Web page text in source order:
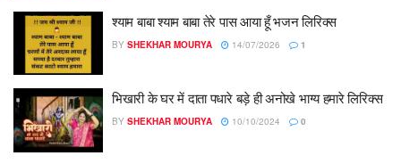
श्याम बाबा श्याम बाबा तेरे पास आया हूँ भजन लिरिक्स
BY SHEKHAR MOURYA 14/07/2026 1
भिखारी के घर में दाता पधारे बड़े ही अनोखे भाग्य हमारे लिरिक्स
BY SHEKHAR MOURYA 10/10/2024 0